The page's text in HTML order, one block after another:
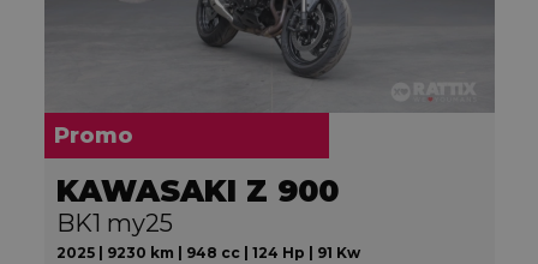
Promo
KAWASAKI Z 900
BK1 my25
2025 | 9230 km | 948 cc | 124 Hp | 91 Kw